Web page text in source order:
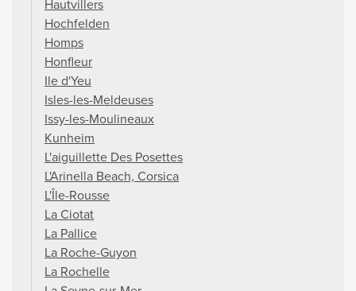
Hautvillers
Hochfelden
Homps
Honfleur
Ile d'Yeu
Isles-les-Meldeuses
Issy-les-Moulineaux
Kunheim
L'aiguillette Des Posettes
L'Arinella Beach, Corsica
L'Île-Rousse
La Ciotat
La Pallice
La Roche-Guyon
La Rochelle